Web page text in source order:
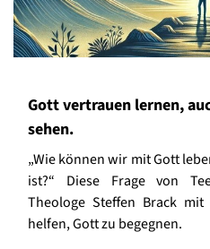
Gott vertrauen lernen,
sehen.
„Wie können wir mit Gott
ist?“ Diese Frage von
Theologe Steffen Brack
helfen, Gott zu begegnen.